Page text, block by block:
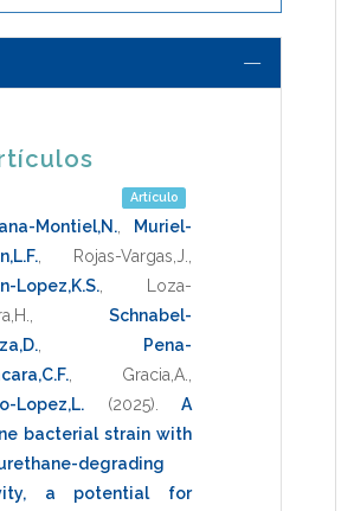
Artículo
Montiel,N.
Muriel-
Rojas-Vargas,J.
Lopez,K.S.
Loza-
Schnabel-
Pena-
Gracia,A.
Lopez,L.
(2025)
A
bacterial strain with
degrading
a potential for